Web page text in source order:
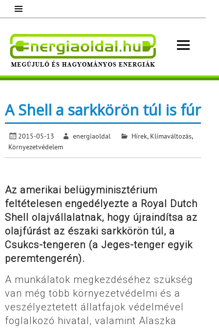
content
Megújuló és hagyományos energiák.
A Shell a sarkkörön túl is fúr
2015-05-13 energiaoldal Hírek, Klímaváltozás,
Környezetvédelem
Az amerikai belügyminisztérium
feltételesen engedélyezte a Royal Dutch
Shell olajvállalatnak, hogy újraindítsa az
olajfúrást az északi sarkkörön túl, a
Csukcs-tengeren (a Jeges-tenger egyik
peremtengerén).
A munkálatok megkezdéséhez szükség
van még több környezetvédelmi és a
veszélyeztetett állatfajok védelmével
foglalkozó hivatal, valamint Alaszka